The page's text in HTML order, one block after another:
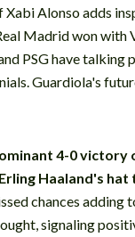
Xabi Alonso adds
Madrid won with
PSG have
Guardiola's
4-0 victory
Haaland's hat
chances adding
signaling